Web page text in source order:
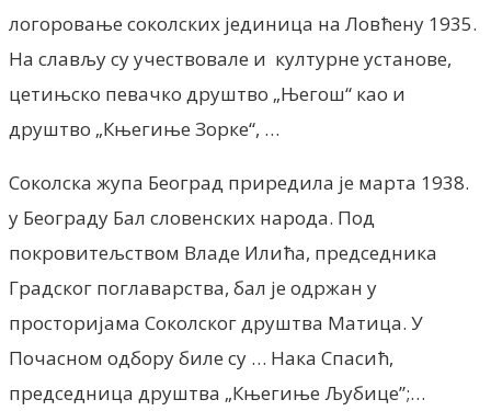
логоровање соколских јединица на Ловћену 1935.
На слављу су учествовале и културне установе,
цетињско певачко друштво „Његош“ као и
друштво „Књегиње Зорке“, …
Соколска жупа Београд приредила је марта 1938.
у Београду Бал словенских народа. Под
покровитељством Владе Илића, председника
Градског поглаварства, бал је одржан у
просторијама Соколског друштва Матица. У
Почасном одбору биле су … Нака Спасић,
председница друштва „Књегиње Љубице”;…